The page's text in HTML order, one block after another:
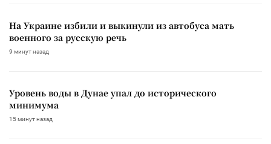
На Украине избили и выкинули из автобуса мать
военного за русскую речь
9 минут назад
Уровень воды в Дунае упал до исторического
минимума
15 минут назад